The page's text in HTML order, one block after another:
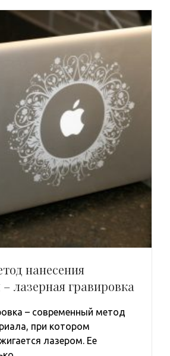
нанесения
лазерная гравировка
– современный метод
при котором
лазером. Ее